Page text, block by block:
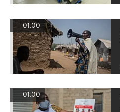
01:00
01:00